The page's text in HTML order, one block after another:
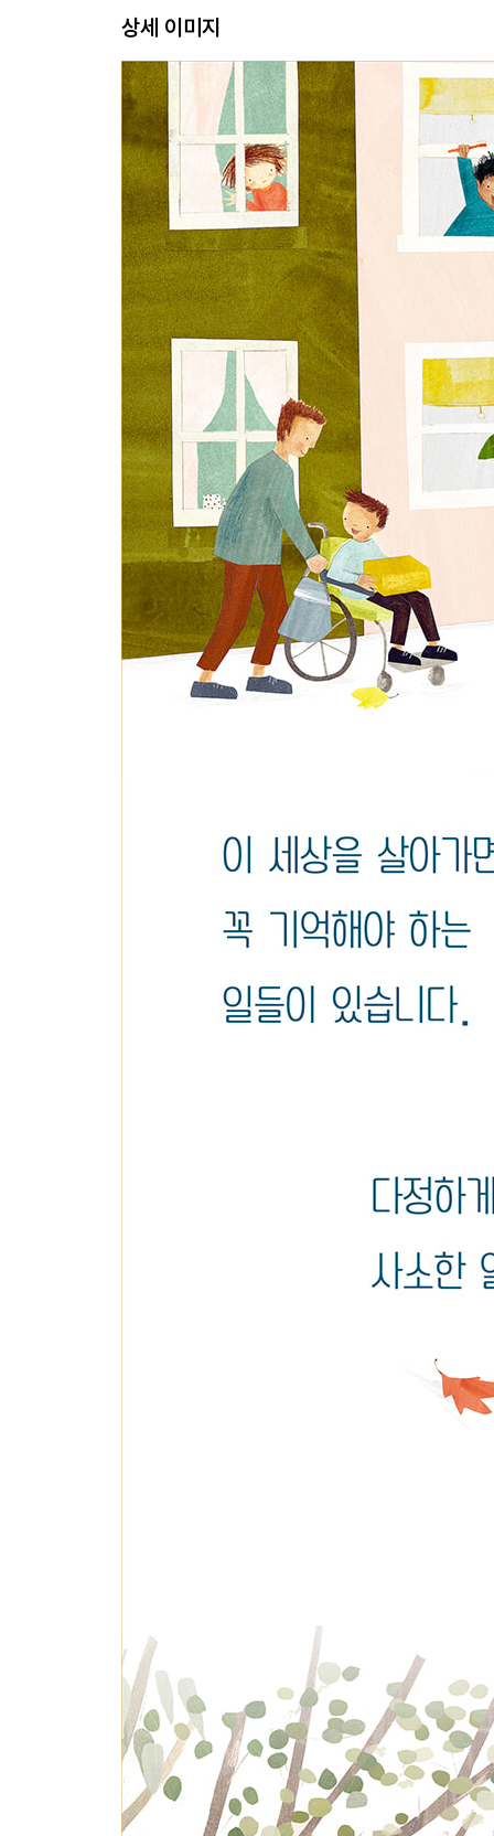
상세 이미지